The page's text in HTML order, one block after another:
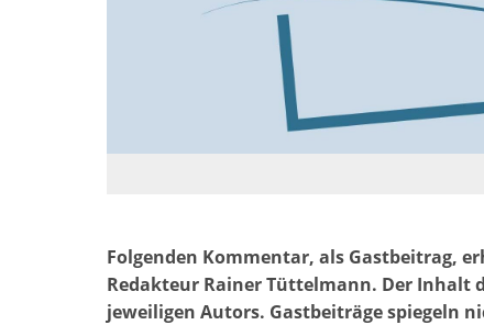
Folgenden Kommentar, als Gastbeitrag,
Redakteur Rainer Tüttelmann. Der Inhalt
jeweiligen Autors. Gastbeiträge spiegeln